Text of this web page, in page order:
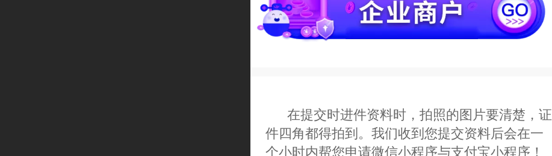
在提交时进件资料时，拍照的图片要清楚，证
件四角都得拍到。我们收到您提交资料后会在一
个小时内帮您申请微信小程序与支付宝小程序！